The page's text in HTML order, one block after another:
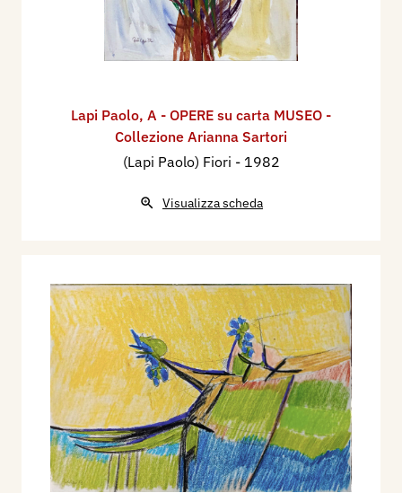
Lapi Paolo, A - OPERE su carta MUSEO -
Collezione Arianna Sartori
(Lapi Paolo) Fiori - 1982
Visualizza scheda